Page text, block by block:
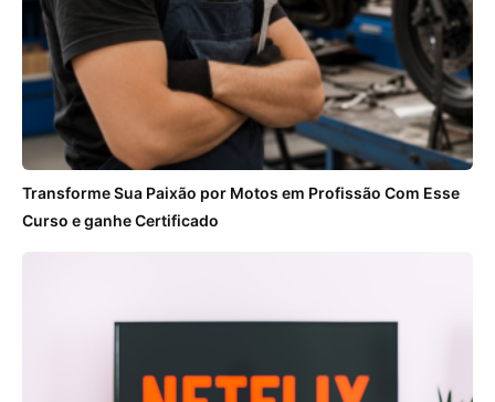
Transforme Sua Paixão por Motos em Profissão Com Esse
Curso e ganhe Certificado